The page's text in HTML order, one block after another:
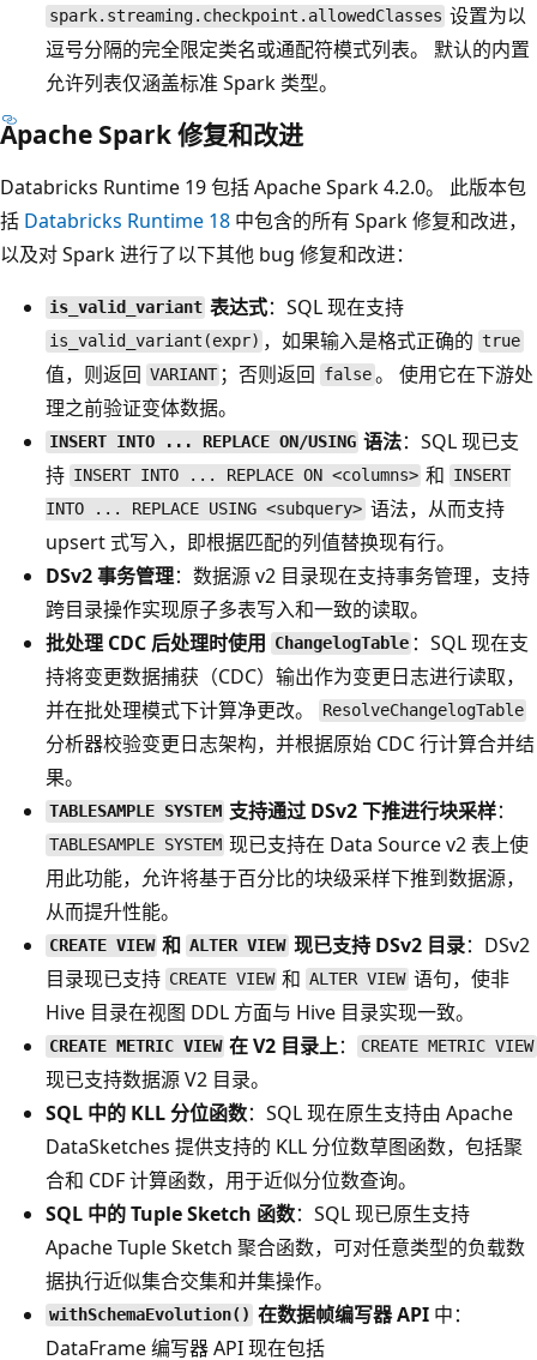
spark.streaming.checkpoint.allowedClasses 设置为以
逗号分隔的完全限定类名或通配符模式列表。 默认的内置
允许列表仅涵盖标准 Spark 类型。
Apache Spark 修复和改进
Databricks Runtime 19 包括 Apache Spark 4.2.0。 此版本包
括 Databricks Runtime 18 中包含的所有 Spark 修复和改进，
以及对 Spark 进行了以下其他 bug 修复和改进：
is_valid_variant 表达式：SQL 现在支持
is_valid_variant(expr) ，如果输入是格式正确的true
值，则返回 VARIANT ；否则返回 false。 使用它在下游处
理之前验证变体数据。
INSERT INTO ... REPLACE ON/USING 语法：SQL 现已支
持 INSERT INTO ... REPLACE ON <columns> 和 INSERT
INTO ... REPLACE USING <subquery> 语法，从而支持
upsert 式写入，即根据匹配的列值替换现有行。
DSv2 事务管理：数据源 v2 目录现在支持事务管理，支持
跨目录操作实现原子多表写入和一致的读取。
批处理 CDC 后处理时使用 ChangelogTable ：SQL 现在支
持将变更数据捕获（CDC）输出作为变更日志进行读取，
并在批处理模式下计算净更改。
ResolveChangelogTable
分析器校验变更日志架构，并根据原始 CDC 行计算合并结
果。
TABLESAMPLE SYSTEM 支持通过 DSv2 下推进行块采样：
TABLESAMPLE SYSTEM 现已支持在 Data Source v2 表上使
用此功能，允许将基于百分比的块级采样下推到数据源，
从而提升性能。
CREATE VIEW 和 ALTER VIEW 现已支持 DSv2 目录：DSv2
目录现已支持 CREATE VIEW 和 ALTER VIEW 语句，使非
Hive 目录在视图 DDL 方面与 Hive 目录实现一致。
CREATE METRIC VIEW 在 V2 目录上： CREATE METRIC VIEW
现已支持数据源 V2 目录。
SQL 中的 KLL 分位函数：SQL 现在原生支持由 Apache
DataSketches 提供支持的 KLL 分位数草图函数，包括聚
合和 CDF 计算函数，用于近似分位数查询。
SQL 中的 Tuple Sketch 函数：SQL 现已原生支持
Apache Tuple Sketch 聚合函数，可对任意类型的负载数
据执行近似集合交集和并集操作。
withSchemaEvolution() 在数据帧编写器 API 中：
DataFrame 编写器 API 现在包括